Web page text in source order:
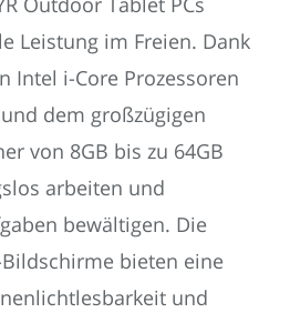
Leistung im Freien. Dank
Intel i-Core Prozessoren
dem großzügigen
von 8GB bis zu 64GB
arbeiten und
bewältigen. Die
bieten eine
und